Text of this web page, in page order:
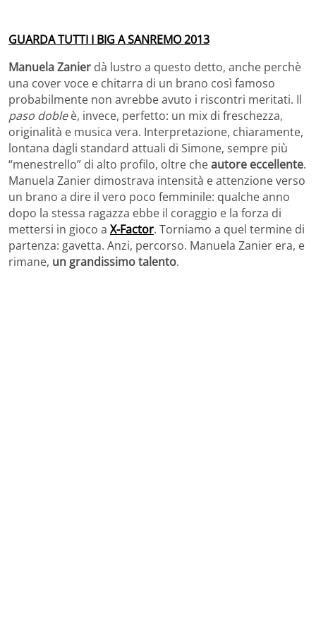
GUARDA TUTTI I BIG A SANREMO 2013
Manuela Zanier dà lustro a questo detto, anche perchè
una cover voce e chitarra di un brano così famoso
probabilmente non avrebbe avuto i riscontri meritati. Il
paso dobleè, invece, perfetto: un mix di freschezza,
originalità e musica vera. Interpretazione, chiaramente,
lontana dagli standard attuali di Simone, sempre più
“menestrello” di alto profilo, oltre cheautore eccellente.
Manuela Zanier dimostrava intensità e attenzione verso
un brano a dire il vero poco femminile: qualche anno
dopo la stessa ragazza ebbe il coraggio e la forza di
mettersi in gioco a X-Factor. Torniamo a quel termine di
partenza: gavetta. Anzi, percorso. Manuela Zanier era, e
rimane, un grandissimo talento.